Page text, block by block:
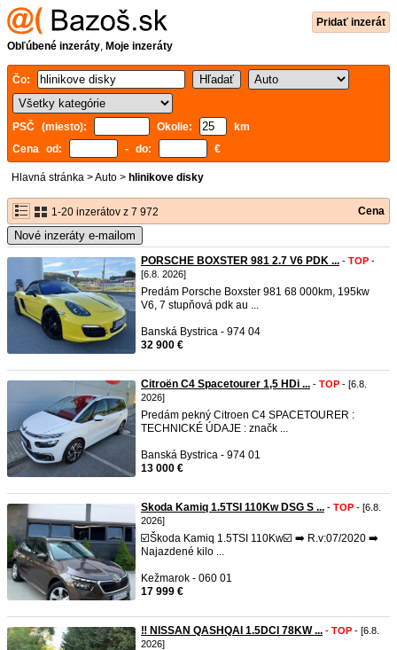
Pridať inzerát
Obľúbené inzeráty, Moje inzeráty
Čo:
PSČ (miesto): Okolie:
km
Cena od:
- do: €
Hlavná stránka >Auto > hlinikove disky
1-20 inzerátov z 7 972 Cena
Nové inzeráty e-mailom
PORSCHE BOXSTER 981 2.7 V6 PDK ... - TOP -
[6.8. 2026]
Predám Porsche Boxster 981 68 000km, 195kw
V6, 7 stupňová pdk au ...
Banská Bystrica - 974 04
32 900 €
Citroën C4 Spacetourer 1,5 HDi ... - TOP - [6.8.
2026]
Predám pekný Citroen C4 SPACETOURER :
TECHNICKÉ ÚDAJE : značk ...
Banská Bystrica - 974 01
13 000 €
Skoda Kamiq 1.5TSI 110Kw DSG S ... - TOP - [6.8.
2026]
☑️Škoda Kamiq 1.5TSI 110Kw☑️ ➡️ R.v:07/2020 ➡️
Najazdené kilo ...
Kežmarok - 060 01
17 999 €
‼️ NISSAN QASHQAI 1.5DCI 78KW ... - TOP - [6.8.
2026]